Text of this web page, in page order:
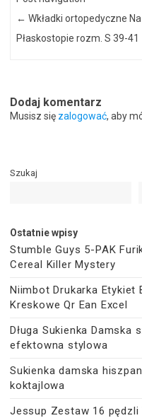
← Wkładki ortopedyczne Na
Płaskostopie rozm. S 39-41
Dodaj komentarz
Musisz się zalogować, aby
Szukaj
Ostatnie wpisy
Stumble Guys 5-PAK
Cereal Killer Mystery
Niimbot Drukarka Etykiet
Kreskowe Qr Ean Excel
Długa Sukienka
efektowna stylowa
Sukienka damska
koktajlowa
Jessup Zestaw 16 pędzli